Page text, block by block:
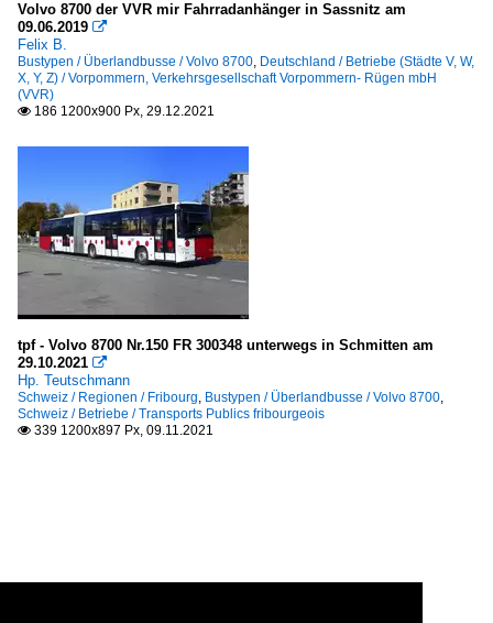
Volvo 8700 der VVR mir Fahrradanhänger in Sassnitz am
09.06.2019 
Felix B.
Bustypen / Überlandbusse / Volvo 8700, Deutschland / Betriebe (Städte V, W,
X, Y, Z) / Vorpommern, Verkehrsgesellschaft Vorpommern- Rügen mbH
(VVR)
 186 1200x900 Px, 29.12.2021
tpf - Volvo 8700 Nr.150 FR 300348 unterwegs in Schmitten am
29.10.2021 
Hp. Teutschmann
Schweiz / Regionen / Fribourg, Bustypen / Überlandbusse / Volvo 8700,
Schweiz / Betriebe / Transports Publics fribourgeois
 339 1200x897 Px, 09.11.2021